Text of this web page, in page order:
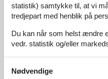
Kundeservice
(+45) 7877 0420
info@vacasol.dk
statistik) samtykke til, at vi
tredjepart med henblik på
Du kan når som helst ændre
vedr. statistik og/eller
Nødvendige